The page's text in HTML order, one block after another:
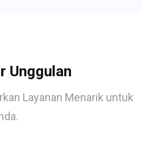
Unggulan
Layanan Menarik untuk